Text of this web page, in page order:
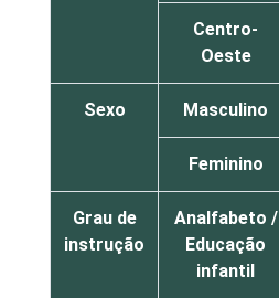
Centro-
Oeste
Sexo Masculino
Feminino
Grau de
instrução
Analfabeto /
Educação
infantil